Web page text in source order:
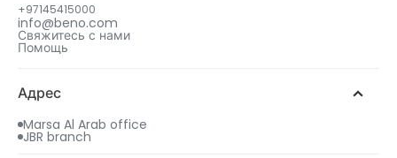
+97145415000
info@beno.com
Свяжитесь с нами
Помощь
Адрес
Marsa Al Arab office
JBR branch